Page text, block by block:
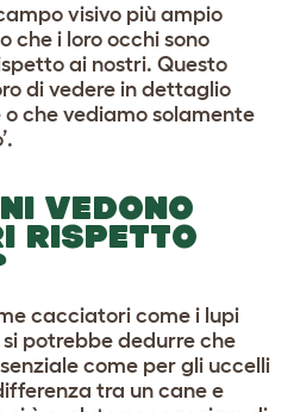
visivo più ampio
che i loro occhi sono
ai nostri. Questo
di vedere in dettaglio
che vediamo solamente
VEDONO
RISPETTO
cacciatori come i lupi
potrebbe dedurre che
come per gli uccelli
tra un cane e